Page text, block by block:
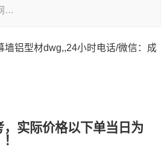
…
墙铝型材dwg,,24小时电话/微信：成
，实际价格以下单当日为